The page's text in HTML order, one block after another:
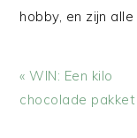
hobby, en zijn
Vorig
bericht:
« WIN: Een kilo
chocolade pakket